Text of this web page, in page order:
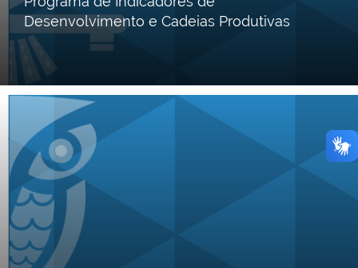
Desenvolvimento e Cadeias Produtivas